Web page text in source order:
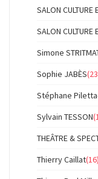
SALON CULTURE
SALON CULTURE
Simone
Sophie JABÈS
Stéphane
Sylvain TESSON
THEÂTRE &
Thierry Caillat(16)